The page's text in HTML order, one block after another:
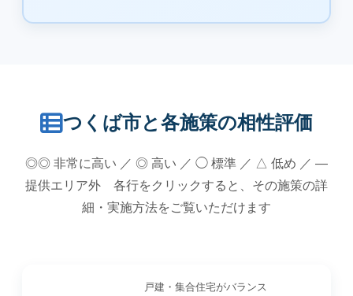
つくば市と各施策の相性評価
◎◎ 非常に高い ／ ◎ 高い ／ ◯ 標準 ／ △ 低め ／ —
提供エリア外 各行をクリックすると、その施策の詳
細・実施方法をご覧いただけます
戸建・集合住宅がバランス